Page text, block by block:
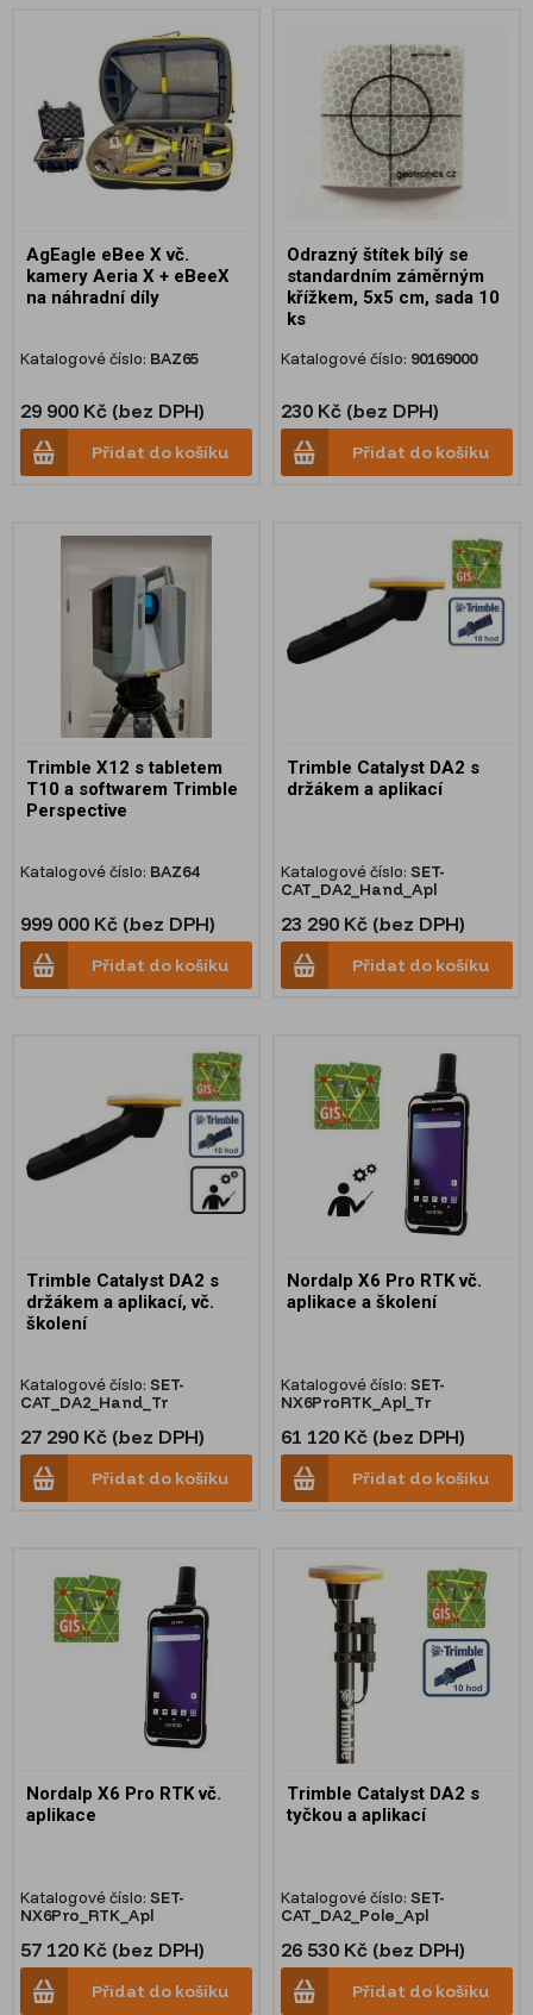
AgEagle eBee X vč.
kamery Aeria X + eBeeX
na náhradní díly
Katalogové číslo: BAZ65
29 900 Kč (bez DPH)
Přidat do košíku
Odrazný štítek bílý se
standardním záměrným
křížkem, 5x5 cm, sada 10
ks
Katalogové číslo: 90169000
230 Kč (bez DPH)
Přidat do košíku
Trimble X12 s tabletem
T10 a softwarem Trimble
Perspective
Katalogové číslo: BAZ64
999 000 Kč (bez DPH)
Přidat do košíku
Trimble Catalyst DA2 s
držákem a aplikací
Katalogové číslo: SET-
CAT_DA2_Hand_Apl
23 290 Kč (bez DPH)
Přidat do košíku
Trimble Catalyst DA2 s
držákem a aplikací, vč.
školení
Katalogové číslo: SET-
CAT_DA2_Hand_Tr
27 290 Kč (bez DPH)
Přidat do košíku
Nordalp X6 Pro RTK vč.
aplikace a školení
Katalogové číslo: SET-
NX6ProRTK_Apl_Tr
61 120 Kč (bez DPH)
Přidat do košíku
Nordalp X6 Pro RTK vč.
aplikace
Katalogové číslo: SET-
NX6Pro_RTK_Apl
57 120 Kč (bez DPH)
Přidat do košíku
Trimble Catalyst DA2 s
tyčkou a aplikací
Katalogové číslo: SET-
CAT_DA2_Pole_Apl
26 530 Kč (bez DPH)
Přidat do košíku